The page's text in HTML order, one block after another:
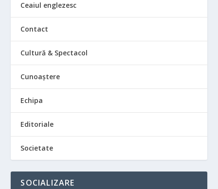
Ceaiul englezesc
Contact
Cultură & Spectacol
Cunoaștere
Echipa
Editoriale
Societate
SOCIALIZARE